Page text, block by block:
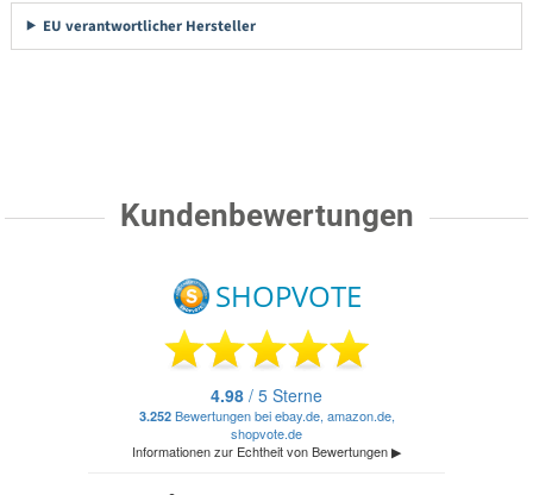
EU verantwortlicher Hersteller
Kundenbewertungen